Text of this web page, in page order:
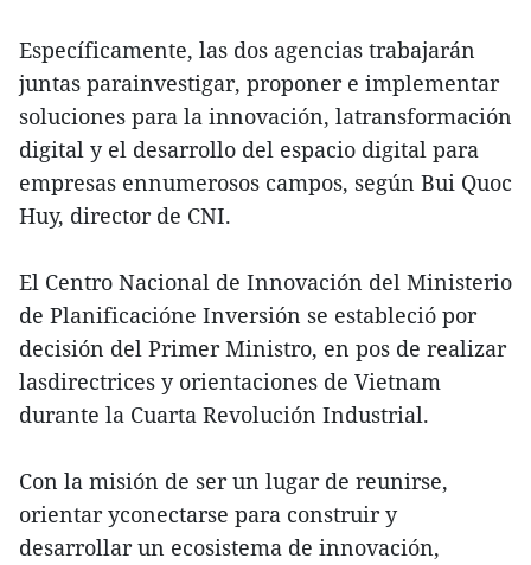
Específicamente, las dos agencias trabajarán
juntas parainvestigar, proponer e implementar
soluciones para la innovación, latransformación
digital y el desarrollo del espacio digital para
empresas ennumerosos campos, según Bui Quoc
Huy, director de CNI.
El Centro Nacional de Innovación del Ministerio
de Planificacióne Inversión se estableció por
decisión del Primer Ministro, en pos de realizar
lasdirectrices y orientaciones de Vietnam
durante la Cuarta Revolución Industrial.
Con la misión de ser un lugar de reunirse,
orientar yconectarse para construir y
desarrollar un ecosistema de innovación,